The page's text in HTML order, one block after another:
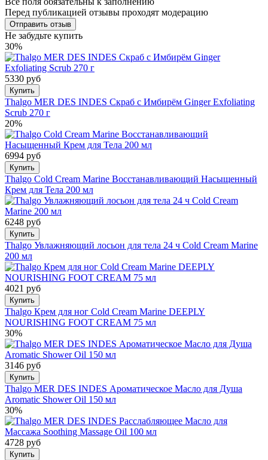
Перед публикацией отзывы проходят модерацию
Не забудьте купить
30%
5330 руб
Купить
Thalgo MER DES INDES Скраб с Имбирём Ginger Exfoliating
Scrub 270 г
20%
6994 руб
Купить
Thalgo Cold Cream Marine Восстанавливающий Насыщенный
Крем для Тела 200 мл
6248 руб
Купить
Thalgo Увлажняющий лосьон для тела 24 ч Cold Cream Marine
200 мл
4021 руб
Купить
Thalgo Крем для ног Cold Cream Marine DEEPLY
NOURISHING FOOT CREAM 75 мл
30%
3146 руб
Купить
Thalgo MER DES INDES Ароматическое Масло для Душа
Aromatic Shower Oil 150 мл
30%
4728 руб
Купить